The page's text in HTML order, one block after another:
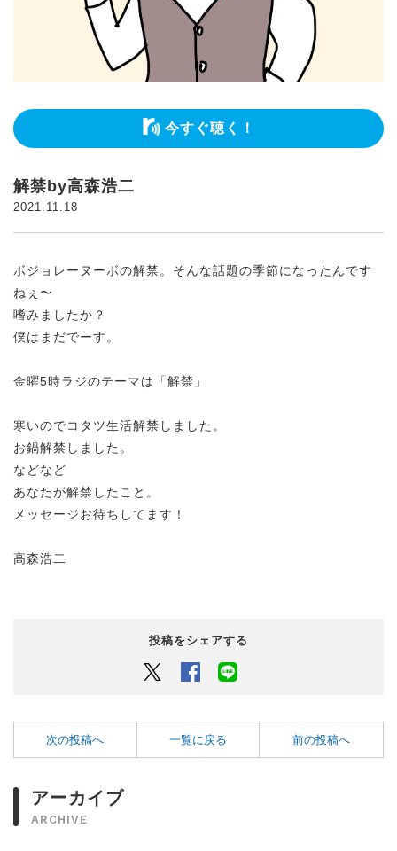
今すぐ聴く！
解禁by高森浩二
2021.11.18
ボジョレーヌーボの解禁。そんな話題の季節になったんです
ねぇ〜
嗜みましたか？
僕はまだでーす。
金曜5時ラジのテーマは「解禁」
寒いのでコタツ生活解禁しました。
お鍋解禁しました。
などなど
あなたが解禁したこと。
メッセージお待ちしてます！
高森浩二
投稿をシェアする
Twitter Facebook
次の投稿へ 一覧に戻る 前の投稿へ
アーカイブ
ARCHIVE